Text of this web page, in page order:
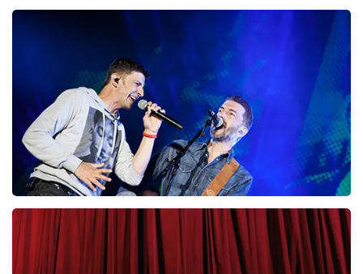
Andre Rieu
laatste 30 minuten
BESTEL NU
Clouseau
65